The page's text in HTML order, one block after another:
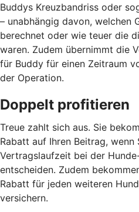
Buddys Kreuzbandriss oder
– unabhängig davon, welchen
berechnet oder wie teuer die
waren. Zudem übernimmt die
für Buddy für einen Zeitraum
der Operation.
Doppelt profitieren
Treue zahlt sich aus. Sie
Rabatt auf Ihren Beitrag,
Vertragslaufzeit bei der
entscheiden. Zudem
Rabatt für jeden weiteren
versichern.